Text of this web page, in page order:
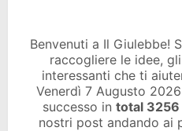
Benvenuti a Il Giulebbe!
raccogliere le idee,
interessanti che ti
Venerdì 7 Augusto
successo in total 3256
nostri post andando ai